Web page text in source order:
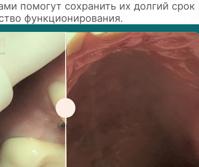
помогут сохранить их долгий срок
функционирования.